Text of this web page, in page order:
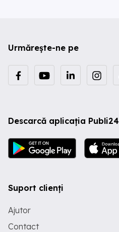
Urmărește-ne pe
Descarcă aplicația Publi24
Suport clienți
Ajutor
Contact